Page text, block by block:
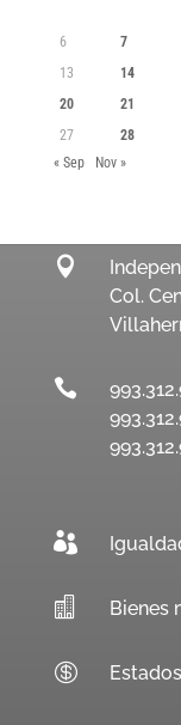
6
7
13
14
20
21
27
28
« Sep
Nov »

Col.


 Bienes
